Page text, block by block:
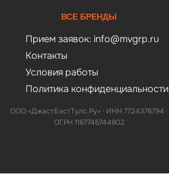
ВСЕ БРЕНДЫ
Прием заявок: info@mvgrp.ru
Контакты
Условия работы
Политика конфиденциальности
ООО «ДжастБэстТулс.Ру» · ИНН 7724376794 ·
ОГРН 1167746744802